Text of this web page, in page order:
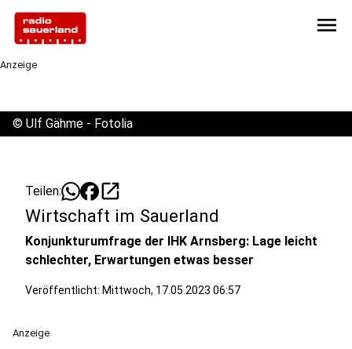
menu
Anzeige
© Ulf Gähme - Fotolia
Teilen: open_in_new
Wirtschaft im Sauerland
Konjunkturumfrage der IHK Arnsberg: Lage leicht
schlechter, Erwartungen etwas besser
Veröffentlicht: Mittwoch, 17.05.2023 06:57
Anzeige